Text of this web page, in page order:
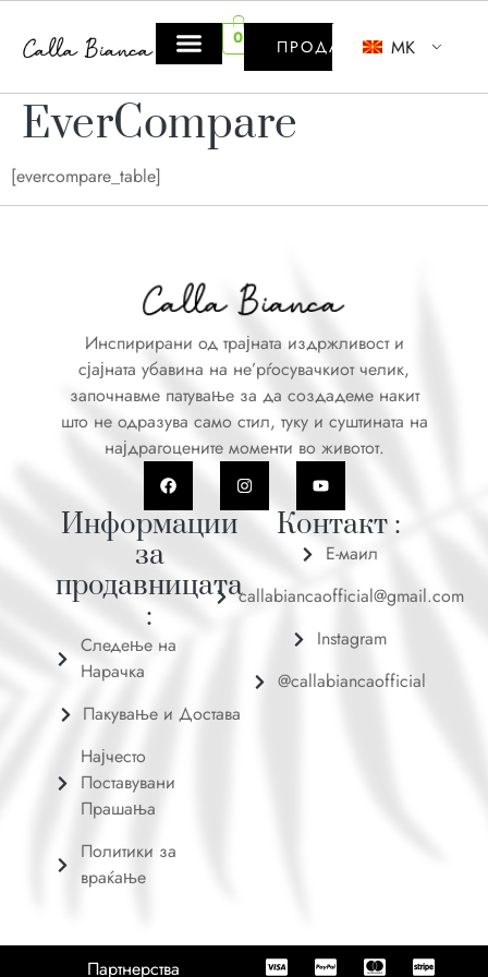
0 ПРОДАВНИЦА
MK
EverCompare
[evercompare_table]
Инспирирани од трајната издржливост и
сјајната убавина на не’рѓосувачкиот челик,
започнавме патување за да создадеме накит
што не одразува само стил, туку и суштината на
најдрагоцените моменти во животот.
Информации
за
продавницата
:
Следење на
Нарачка
Пакување и Достава
Најчесто
Поставувани
Прашања
Политики за
враќање
Контакт :
Е-маил
callabiancaofficial@gmail.com
Instagram
@callabiancaofficial
Партнерства